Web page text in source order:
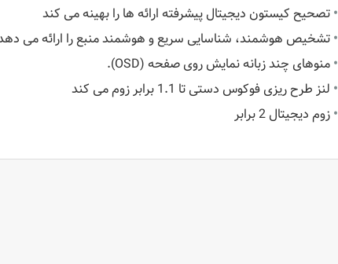
•تصحیح کیستون دیجیتال پیشرفته ارائه ها را بهینه می کند
•تشخیص هوشمند، شناسایی سریع و هوشمند منبع را ارائه می
•منوهای چند زبانه نمایش روی صفحه (OSD).
• لنز طرح ریزی فوکوس دستی تا 1.1 برابر زوم می کند
•زوم دیجیتال 2 برابر